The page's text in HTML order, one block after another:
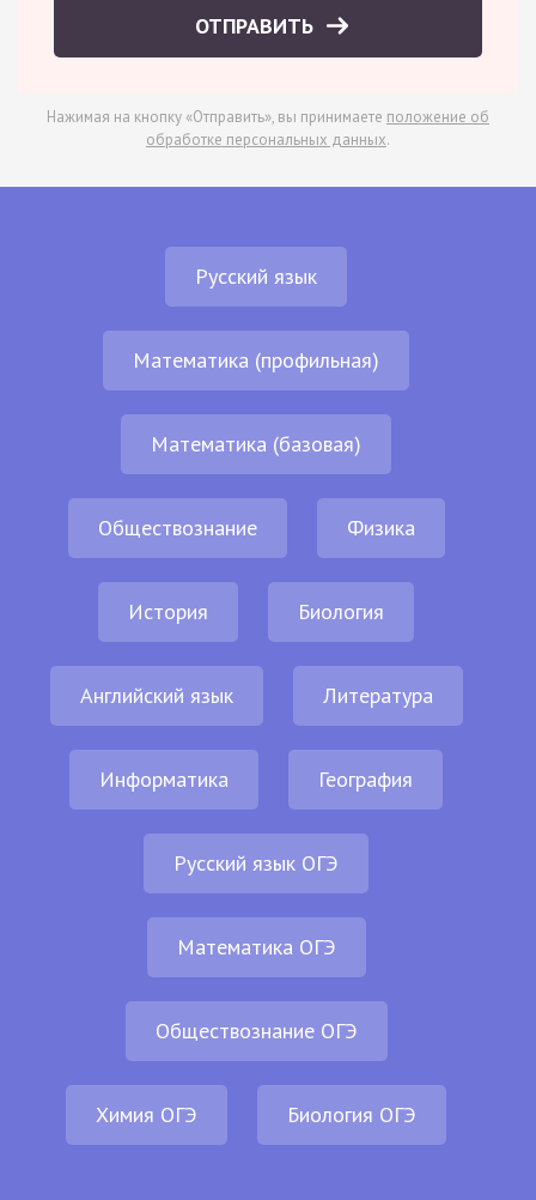
ОТПРАВИТЬ
Нажимая на кнопку «Отправить», вы принимаете положение об
обработке персональных данных.
Русский язык
Математика (профильная)
Математика (базовая)
Обществознание Физика
История Биология
Английский язык Литература
Информатика География
Русский язык ОГЭ
Математика ОГЭ
Обществознание ОГЭ
Химия ОГЭ Биология ОГЭ